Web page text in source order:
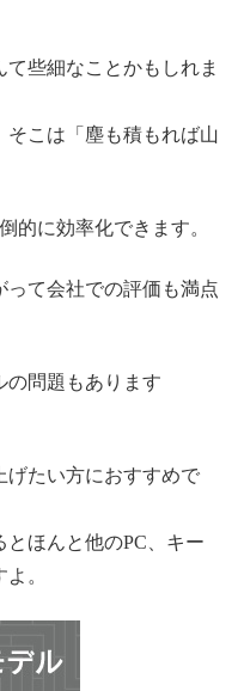
些細なことかもしれま
そこは「塵も積もれば山
的に効率化できます。
って会社での評価も満点
の問題もあります
げたい方におすすめで
ほんと他のPC、キー
。